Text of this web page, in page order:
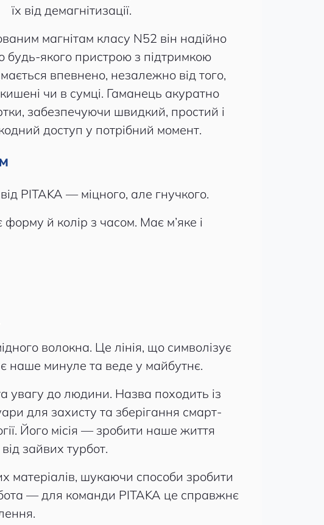
їх від демагнітизації.
магнітам класу N52 він надійно
будь-якого пристрою з підтримкою
впевнено, незалежно від того,
чи в сумці. Гаманець акуратно
забезпечуючи швидкий, простий і
доступ у потрібний момент.
PITAKA — міцного, але гнучкого.
й колір з часом. Має м’яке і
волокна. Це лінія, що символізує
наше минуле та веде у майбутнє.
увагу до людини. Назва походить із
для захисту та зберігання смарт-
Його місія — зробити наше життя
зайвих турбот.
матеріалів, шукаючи способи зробити
— для команди PITAKA це справжнє